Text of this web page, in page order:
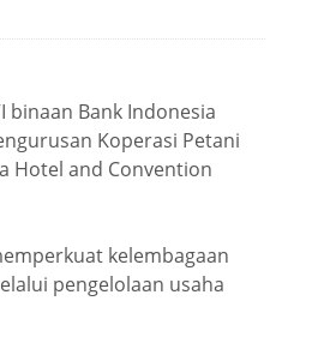
binaan Bank Indonesia
Koperasi Petani
Hotel and Convention
kelembagaan
pengelolaan usaha